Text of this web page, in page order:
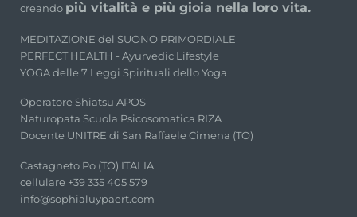
creando più vitalità e più gioia nella loro vita.
MEDITAZIONE del SUONO PRIMORDIALE
PERFECT HEALTH - Ayurvedic Lifestyle
YOGA delle 7 Leggi Spirituali dello Yoga
Operatore Shiatsu APOS
Naturopata Scuola Psicosomatica RIZA
Docente UNITRE di San Raffaele Cimena (TO)
Castagneto Po (TO) ITALIA
cellulare +39 335 405 579
info@sophialuypaert.com